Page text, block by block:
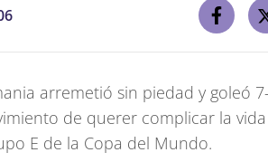
arremetió sin piedad y goleó
de querer complicar la
E de la Copa del Mundo.